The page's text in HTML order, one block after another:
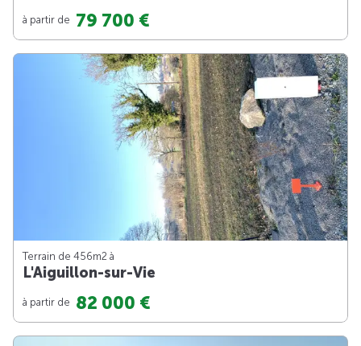
à partir de 79 700 €
Terrain de 456m2 à
L'Aiguillon-sur-Vie
à partir de 82 000 €